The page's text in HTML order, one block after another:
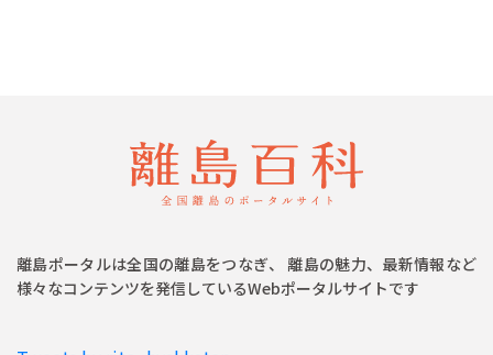
離島ポータルは全国の離島をつなぎ、 離島の魅力、最新情報など
様々なコンテンツを発信しているWebポータルサイトです